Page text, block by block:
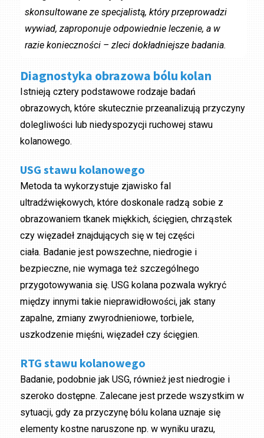
skonsultowane ze specjalistą, który przeprowadzi
wywiad, zaproponuje odpowiednie leczenie, a w
razie konieczności – zleci dokładniejsze badania.
Diagnostyka obrazowa bólu kolan
Istnieją cztery podstawowe rodzaje badań
obrazowych, które skutecznie przeanalizują przyczyny
dolegliwości lub niedyspozycji ruchowej stawu
kolanowego.
USG stawu kolanowego
Metoda ta wykorzystuje zjawisko fal
ultradźwiękowych, które doskonale radzą sobie z
obrazowaniem tkanek miękkich, ścięgien, chrząstek
czy więzadeł znajdujących się w tej części
ciała. Badanie jest powszechne, niedrogie i
bezpieczne, nie wymaga też szczególnego
przygotowywania się. USG kolana pozwala wykryć
między innymi takie nieprawidłowości, jak stany
zapalne, zmiany zwyrodnieniowe, torbiele,
uszkodzenie mięśni, więzadeł czy ścięgien.
RTG stawu kolanowego
Badanie, podobnie jak USG, również jest niedrogie i
szeroko dostępne. Zalecane jest przede wszystkim w
sytuacji, gdy za przyczynę bólu kolana uznaje się
elementy kostne naruszone np. w wyniku urazu,